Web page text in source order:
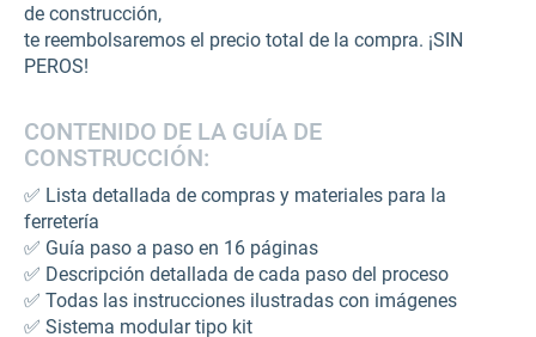
de construcción,
te reembolsaremos el precio total de la compra. ¡SIN
PEROS!
CONTENIDO DE LA GUÍA DE
CONSTRUCCIÓN:
✅ Lista detallada de compras y materiales para la
ferretería
✅ Guía paso a paso en 16 páginas
✅ Descripción detallada de cada paso del proceso
✅ Todas las instrucciones ilustradas con imágenes
✅ Sistema modular tipo kit